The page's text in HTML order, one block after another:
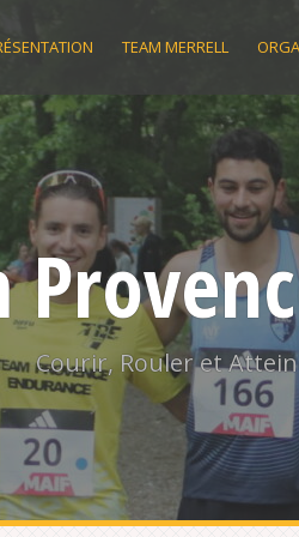
TEAM MERRELL
Courir, Rouler et